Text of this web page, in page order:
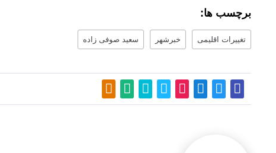
برچسب ها:
تغییرات اقلیمی خبرشهر سعید صوفی زاده